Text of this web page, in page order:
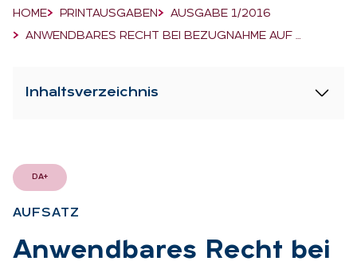
Breadcrumb-Navigation
HOME PRINTAUSGABEN
AUSGABE 1/2016
ANWENDBARES RECHT BEI BEZUGNAHME AUF …
Inhaltsverzeichnis
DA+
AUF­SATZ
:
An­wend­ba­res Recht bei